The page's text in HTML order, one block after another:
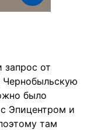
запрос от
Чернобыльскую
было
Эпицентром и
там